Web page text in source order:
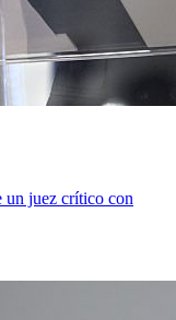
un juez crítico con